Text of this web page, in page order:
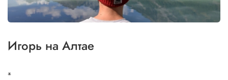
Игорь на Алтае
*